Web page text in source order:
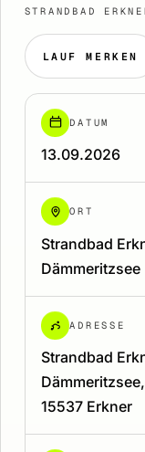
STRANDBAD
LAUF MERKEN
DATUM
13.09.2026
ORT
Strandbad
Dämmeritzsee
ADRESSE
Strandbad
Dämmeritzsee,
15537 Erkner